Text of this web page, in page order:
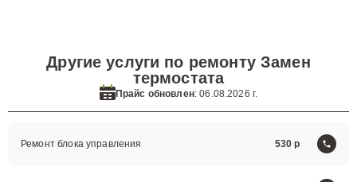
Другие услуги по ремонту Замен
термостата
Прайс обновлен: 06.08.2026 г.
Ремонт блока управления 530